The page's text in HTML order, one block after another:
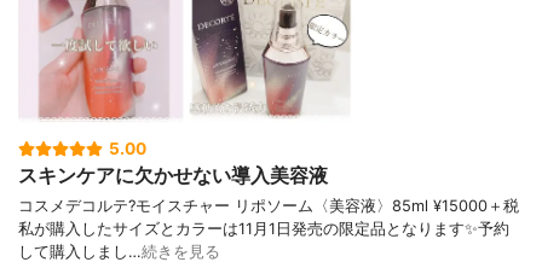
5.00
スキンケアに欠かせない導入美容液
コスメデコルテ?モイスチャー リポソーム〈美容液〉85ml ¥15000＋税
私が購入したサイズとカラーは11月1日発売の限定品となります✨予約
して購入しまし…続きを見る